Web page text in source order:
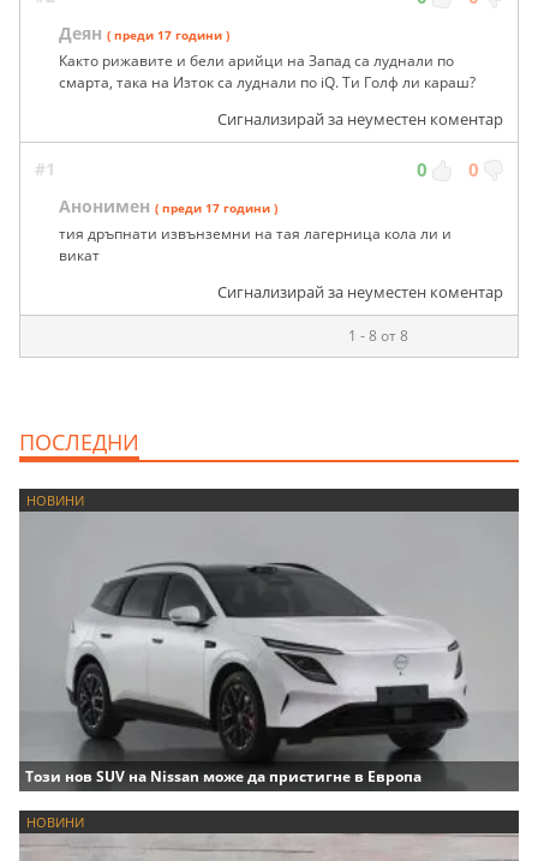
Деян ( преди 17 години )
Както рижавите и бели арийци на Запад са луднали по
смарта, така на Изток са луднали по iQ. Ти Голф ли караш?
Сигнализирай за неуместен коментар
#1 0 0
Анонимен ( преди 17 години )
тия дръпнати извънземни на тая лагерница кола ли и
викат
Сигнализирай за неуместен коментар
1 - 8 от 8
ПОСЛЕДНИ
НОВИНИ
Този нов SUV на Nissan може да пристигне в Европа
НОВИНИ